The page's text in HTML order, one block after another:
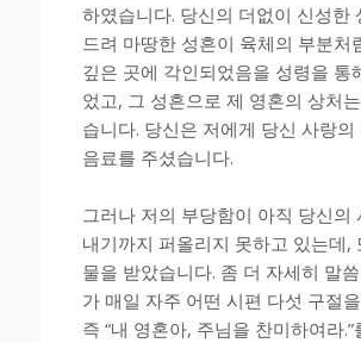
하였습니다. 당신의 더없이 신성한
드려 마땅한 성흔이 육체의 부분처
깊은 곳에 각인되었음을 성령을 통
었고, 그 성흔으로 제 영혼의 상처
습니다. 당신은 저에게 당신 사랑의
음료를 주셨습니다.
그러나 저의 부당함이 아직 당신의
내기까지 퍼올리지 못하고 있는데,
물을 받았습니다. 좀 더 자세히 말
가 매일 자주 어떤 시편 다섯 구절
즉 “내 영혼아, 주님을 찬미하여라.”